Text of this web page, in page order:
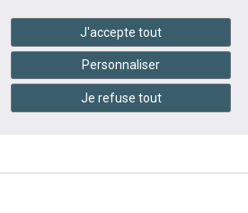
handshake Services en ligne
CONTACTEZ-
NOUS
ÉVÉNEMENTS
J'accepte tout
Personnaliser
Je refuse tout